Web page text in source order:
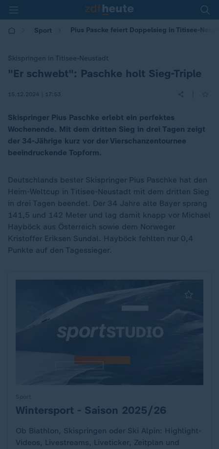
Sport Pius Pascke feiert Doppelsieg in Titisee-
Skispringen in Titisee-Neustadt
:"Er schwebt": Paschke holt Sieg-Triple
15.12.2024 | 17:53
Skispringer Pius Paschke erlebt ein perfektes
Wochenende. Mit dem dritten Sieg in drei Tagen zeigt
der 34-Jährige kurz vor der Vierschanzentournee
beeindruckende Topform.
Deutschlands bester Skispringer Pius Paschke hat den
Heim-Weltcup in Titisee-Neustadt mit dem dritten Sieg
in drei Tagen beendet. Der 34 Jahre alte Bayer sprang
141,5 und 142 Meter und lag damit knapp vor Michael
Hayböck aus Österreich sowie dem Norweger
Kristoffer Eriksen Sundal. Hayböck fehlten nur 0,4
Punkte auf den Tagessieger.
:
Wintersport - Saison 2025/26
Ob Biathlon, Skispringen oder Ski Alpin: Highlight-
Videos, Livestreams, Liveticker, Zeitplan und